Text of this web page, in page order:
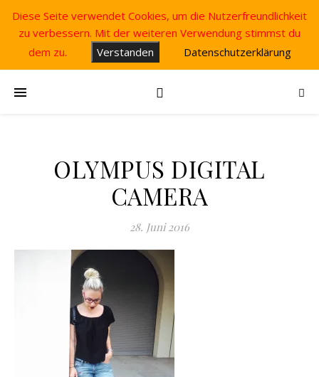
OLYMPUS DIGITAL
CAMERA
28. Juni 2016
Diese Seite verwendet Cookies, um die Nutzerfreundlichkeit
zu verbessern. Mit der weiteren Verwendung stimmst du
dem zu.
Verstanden Datenschutzerklärung